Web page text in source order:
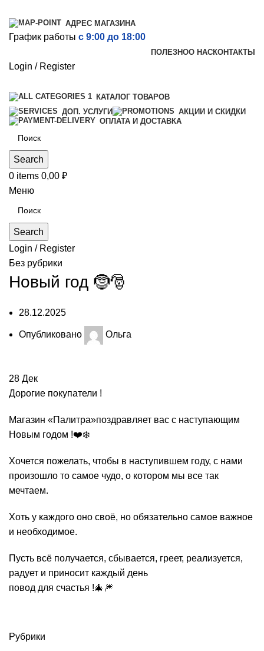
АДРЕС МАГАЗИНА
График работы с 9:00 до 18:00
ПОЛЕЗНОО НАСКОНТАКТЫ
Login / Register
КАТАЛОГ ТОВАРОВ
ДОП. УСЛУГИ
АКЦИИ И СКИДКИ
ОПЛАТА И ДОСТАВКА
Search
0 items 0,00 ₽
Меню
Search
Login / Register
Без рубрики
Новый год 🤶🎅
28.12.2025
Опубликовано Ольга
28 Дек
Дорогие покупатели !
Магазин «Палитра»поздравляет вас с наступающим
Новым годом !❤️❄️
Хочется пожелать, чтобы в наступившем году, с нами
произошло то самое чудо, о котором мы все так
мечтаем.
Хоть у каждого оно своё, но обязательно самое важное
и необходимое.
Пусть всё получается, сбывается, греет, реализуется,
радует и приносит каждый день
повод для счастья !🎄🎆
Рубрики